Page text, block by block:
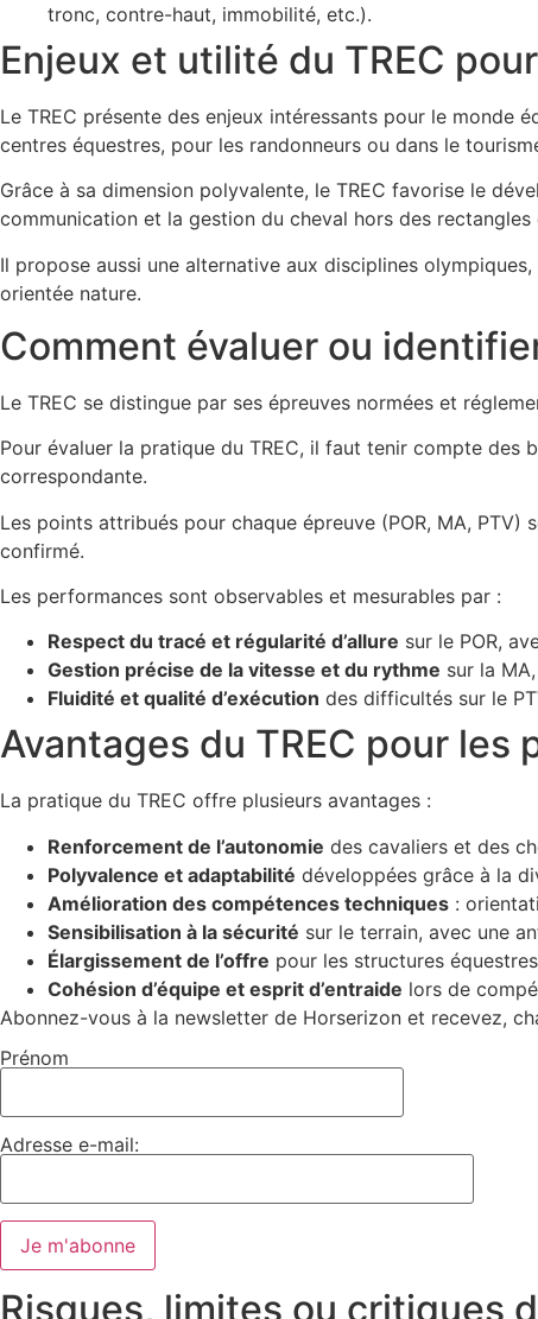
tronc, contre-haut, immobilité, etc.).
Enjeux et utilité du TREC
Le TREC présente des enjeux intéressants pour le monde
centres équestres, pour les randonneurs ou dans le
Grâce à sa dimension polyvalente, le TREC favorise le
communication et la gestion du cheval hors des
Il propose aussi une alternative aux disciplines
orientée nature.
Comment évaluer ou
Le TREC se distingue par ses épreuves normées et
Pour évaluer la pratique du TREC, il faut tenir compte des
correspondante.
Les points attribués pour chaque épreuve (POR, MA,
confirmé.
Les performances sont observables et mesurables par :
Respect du tracé et régularité d’allure sur le POR,
Gestion précise de la vitesse et du rythme sur la
Fluidité et qualité d’exécution des difficultés sur le
Avantages du TREC pour
La pratique du TREC offre plusieurs avantages :
Renforcement de l’autonomie des cavaliers et des
Polyvalence et adaptabilité développées grâce à la
Amélioration des compétences techniques :
Sensibilisation à la sécurité sur le terrain, avec une
Élargissement de l’offre pour les structures
Cohésion d’équipe et esprit d’entraide lors de
Abonnez-vous à la newsletter de Horserizon et recevez,
Prénom
Adresse e-mail:
Risques, limites ou critiques